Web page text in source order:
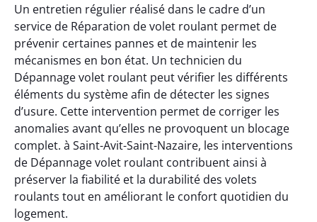
Un entretien régulier réalisé dans le cadre d’un
service de Réparation de volet roulant permet de
prévenir certaines pannes et de maintenir les
mécanismes en bon état. Un technicien du
Dépannage volet roulant peut vérifier les différents
éléments du système afin de détecter les signes
d’usure. Cette intervention permet de corriger les
anomalies avant qu’elles ne provoquent un blocage
complet. à Saint-Avit-Saint-Nazaire, les interventions
de Dépannage volet roulant contribuent ainsi à
préserver la fiabilité et la durabilité des volets
roulants tout en améliorant le confort quotidien du
logement.